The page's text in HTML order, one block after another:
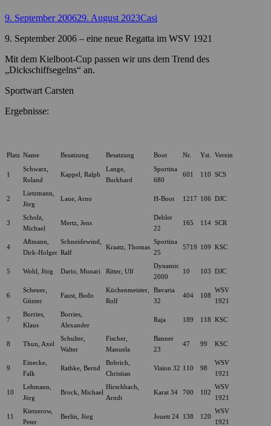
Posted
9. September 200629. August 2023Autor
Casi
9. September 2006 – eine neue Regatta im WSV 1921
Mit dem Kielboot-Cup passen wir uns dem Trend des
„Dickschiffsegelns“ an.
Sportwart Carsten
Ergebnisse:
Platz Name Besatzung Besatzung Boot Nr. Yst. Verein
1
Schwarz,
Roland
Kappel, Ralph
Lange,
Burkhard
Sportina
680
601 110 SCS
2
Lietzmann,
Jörg
Laue, Arno H-Boot 1217 106 DJC
3
Scholz,
Michael
Mertz, Jens
Dehler
22
165 114 SCR
4
Aßmann,
Dirk-Holger
Schneidewind,
Ralf
Kraatz, Thomas
Sportina
25
5719 109 KSC
5 Wohl, Jörg Dario, Munari Ritter, Ulf
Dynamic
2000
10 103 DJC
6
Scheuer,
Günter
Faust, Bodo
Küchenmeister,
Rolf
Bavaria
32
404 108
WSV
1921
7
Borries,
Klaus
Borries,
Alexander
Raja 189 118 KSC
8 Thun, Axel
Schulter,
Walter
Fischer,
Manuela
Banner
23
47 99 KSC
9
Einecke,
Falk
Rathke, Bernd
Bobrich,
Christian
Vision 32 110 98
WSV
1921
10
Lehmann,
Jörg
Brock, Michael
Hirschbach,
Arndt
Karat 34 700 102
WSV
1921
11
Kietzerow,
Peter
Berlin, Jörg Jouett 24 138 120
WSV
1921